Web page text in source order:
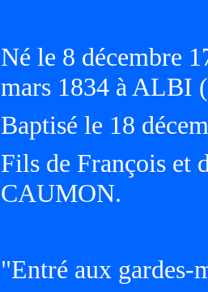
Né le 8 décembre
mars 1834 à ALBI
Baptisé le 18
Fils de François et
CAUMON.
"Entré aux gardes-